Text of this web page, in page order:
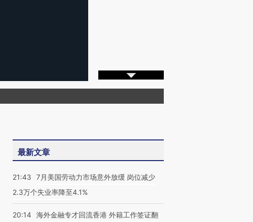
最新文章
21:43
7月美国劳动力市场意外放缓 岗位减少
2.3万个失业率降至4.1%
20:14 海外金融专才回流香港 外籍工作签证翻